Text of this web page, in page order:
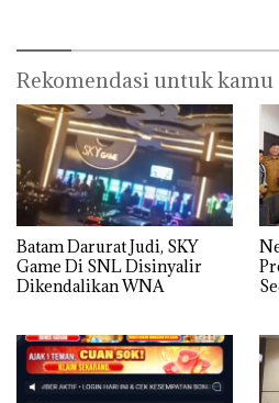
Rekomendasi untuk kamu
Batam Darurat Judi, SKY
Game Di SNL Disinyalir
Dikendalikan WNA